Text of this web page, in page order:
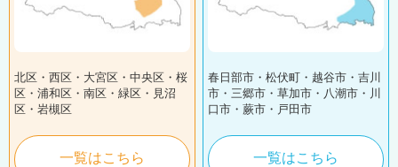
北区・西区・大宮区・中央区・桜
区・浦和区・南区・緑区・見沼
区・岩槻区
一覧はこちら
春日部市・松伏町・越谷市・吉川
市・三郷市・草加市・八潮市・川
口市・蕨市・戸田市
一覧はこちら